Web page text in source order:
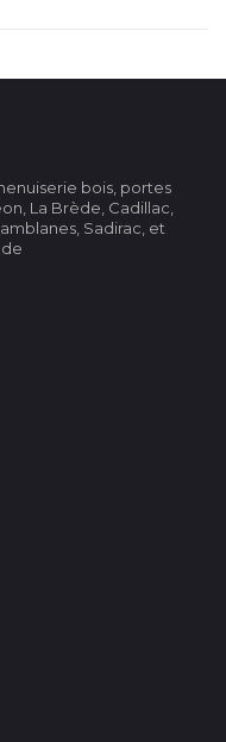
bois, portes
La Brède, Cadillac,
Sadirac, et